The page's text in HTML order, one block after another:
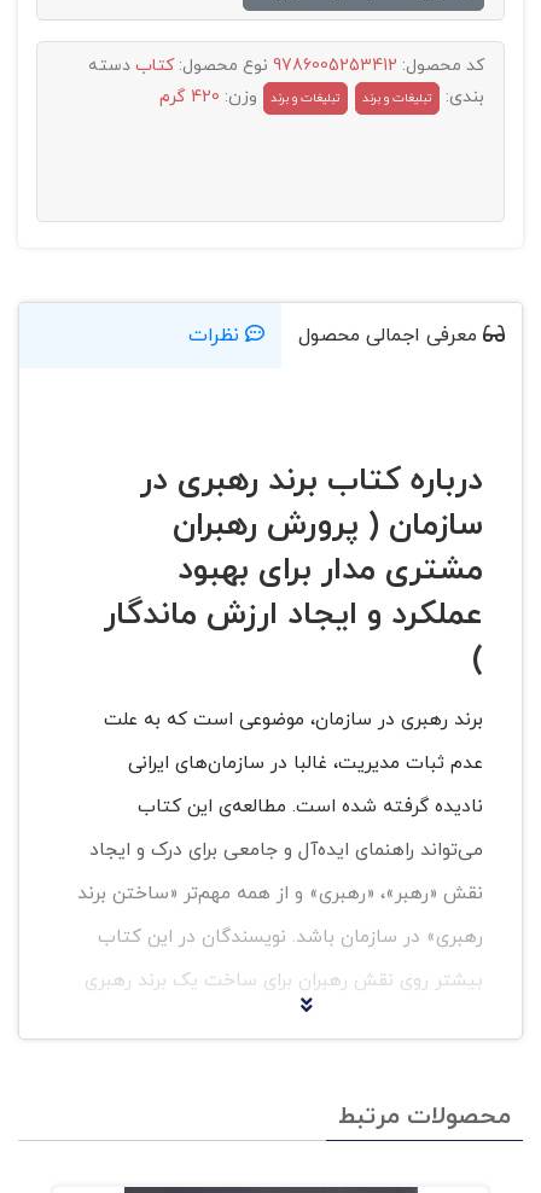
کد محصول: 9786005253412 نوع محصول:کتاب دسته
بندی:
تبليغات و برند تبلیغات و برند وزن: 420 گرم
معرفی اجمالی محصول نظرات
درباره کتاب برند رهبری در
سازمان ( پرورش رهبران
مشتری مدار برای بهبود
عملکرد و ایجاد ارزش ماندگار
)
برند رهبری در سازمان، موضوعی است که به علت
عدم ثبات مدیریت، غالبا در سازمان‌های ایرانی
نادیده گرفته شده است. مطالعه‌ی این کتاب
می‌تواند راهنمای ایده‌آل و جامعی برای درک و ایجاد
نقش «رهبر»، «رهبری» و از همه مهم‌تر «ساختن برند
رهبری» در سازمان باشد. نویسندگان در این کتاب
بیشتر روی نقش رهبران برای ساخت یک برند رهبری
می‌توانند برای ساخت یک چنین برند رهبری از آن
پیروی کنند. همچنین نشان می‌دهد که برند رهبری
محصولات مرتبط